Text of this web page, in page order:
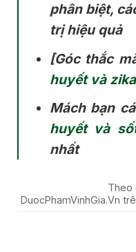
phân biệt,
trị hiệu quả
[Góc thắc
huyết và zika
Mách bạn
huyết và
nhất
Theo
DuocPhamVinhGia.Vn